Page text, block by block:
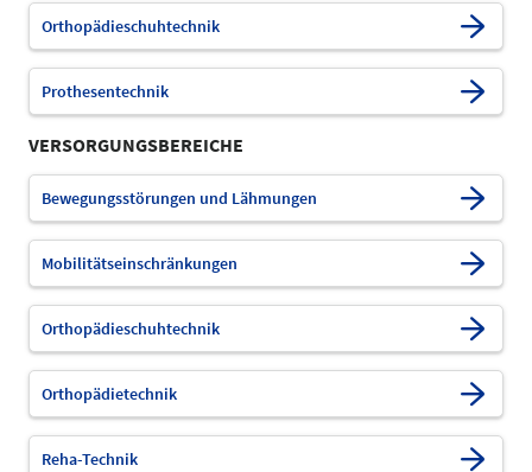
Orthopädieschuhtechnik
Prothesentechnik
VERSORGUNGSBEREICHE
Bewegungsstörungen und Lähmungen
Mobilitätseinschränkungen
Orthopädieschuhtechnik
Orthopädietechnik
Reha-Technik